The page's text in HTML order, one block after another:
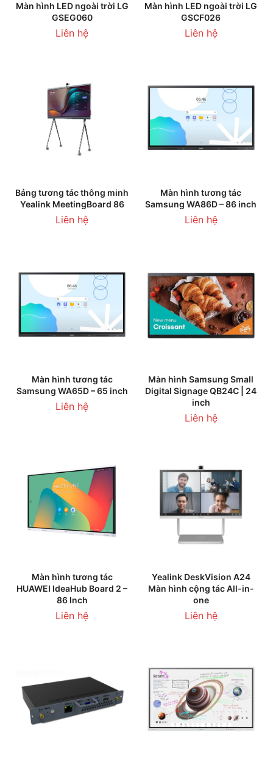
Màn hình LED ngoài trời LG
GSEG060
Liên hệ
Màn hình LED ngoài trời LG
GSCF026
Liên hệ
Bảng tương tác thông minh
Yealink MeetingBoard 86
Liên hệ
Màn hình tương tác
Samsung WA86D – 86 inch
Liên hệ
Màn hình tương tác
Samsung WA65D – 65 inch
Liên hệ
Màn hình Samsung Small
Digital Signage QB24C | 24
inch
Liên hệ
Màn hình tương tác
HUAWEI IdeaHub Board 2 –
86 Inch
Liên hệ
Yealink DeskVision A24
Màn hình cộng tác All-in-
one
Liên hệ